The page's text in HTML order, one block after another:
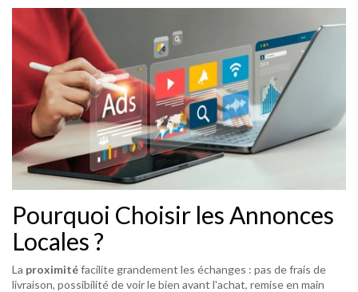
Pourquoi Choisir les Annonces
Locales ?
La proximitéfacilite grandement les échanges : pas de frais de
livraison, possibilité de voir le bien avant l'achat, remise en main